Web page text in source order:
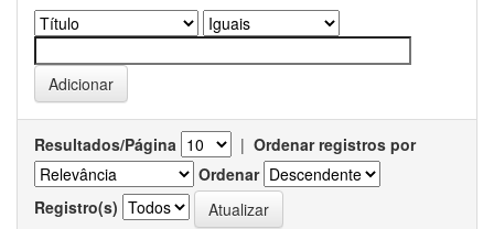
Resultados/Página | Ordenar registros por
Ordenar
Registro(s)